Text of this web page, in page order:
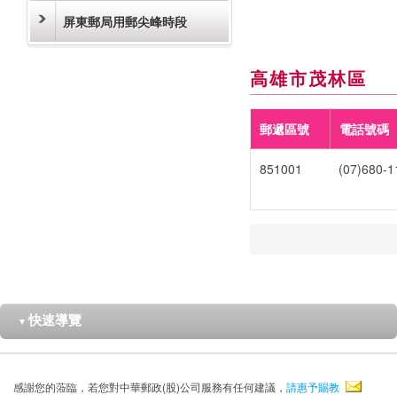
屏東郵局用郵尖峰時段
高雄市茂林區
郵遞區號 電話號碼
851001 (07)680-
▼ 快速導覽
感謝您的蒞臨，若您對中華郵政(股)公司服務有任何建議， 請惠予賜教